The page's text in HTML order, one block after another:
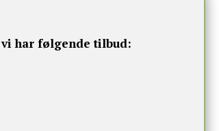
har følgende tilbud: